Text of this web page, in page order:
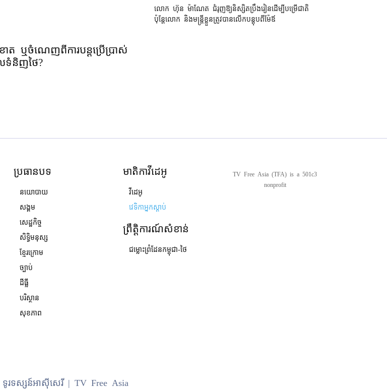
ខាត ឬចំណេញពីការបន្តប្រើប្រាស់
ទំនិញថៃ?
លោក ហ៊ុន ម៉ាណែត ជំរុញ​ឱ្យ​និស្សិត​ប្រឹងរៀន​ដើម្បី​បម្រើ​ជាតិ
ប៉ុន្តែ​លោក និង​មន្ត្រី​​ខ្លួន​ត្រូវ​បាន​លើក​បន្តុប​ពី​ម៉ែឪ
ប្រធានបទ
នយោបាយ
សង្គម
សេដ្ឋកិច្ច
សិទ្ធិមនុស្ស
ខ្មែរក្រោម
ច្បាប់
ដីធ្លី
បរិស្ថាន
សុខភាព
មាតិកាវីដេអូ
វីដេអូ
វេទិកាអ្នកស្ដាប់
ព្រឹត្តិការណ៍សំខាន់
ជម្លោះព្រំដែនកម្ពុជា-ថៃ
TV Free Asia (TFA) is a 501c3
nonprofit
រទស្សន៍អាស៊ីសេរី | TV Free Asia